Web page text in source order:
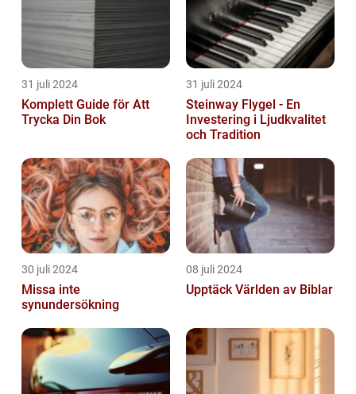
31 juli 2024
Komplett Guide för Att
Trycka Din Bok
31 juli 2024
Steinway Flygel - En
Investering i Ljudkvalitet
och Tradition
30 juli 2024
Missa inte
synundersökning
08 juli 2024
Upptäck Världen av Biblar